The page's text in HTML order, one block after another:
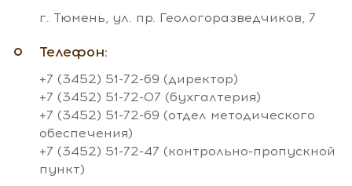
г. Тюмень, ул. пр. Геологоразведчиков, 7
Телефон:
+7 (3452) 51-72-69 (директор)
+7 (3452) 51-72-07 (бухгалтерия)
+7 (3452) 51-72-69 (отдел методического
обеспечения)
+7 (3452) 51-72-47 (контрольно-пропускной
пункт)